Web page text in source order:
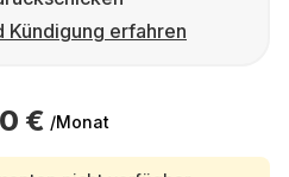
Kündigung erfahren
€ /Monat